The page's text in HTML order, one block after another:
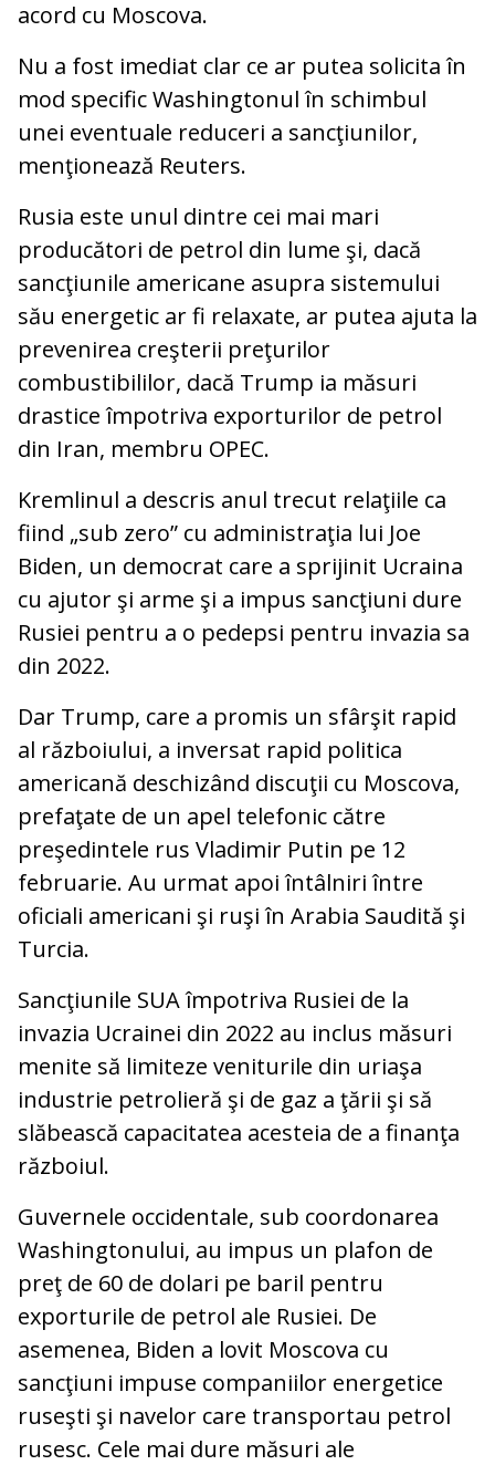
acord cu Moscova.
Nu a fost imediat clar ce ar putea solicita în
mod specific Washingtonul în schimbul
unei eventuale reduceri a sancţiunilor,
menţionează Reuters.
Rusia este unul dintre cei mai mari
producători de petrol din lume şi, dacă
sancţiunile americane asupra sistemului
său energetic ar fi relaxate, ar putea ajuta la
prevenirea creşterii preţurilor
combustibililor, dacă Trump ia măsuri
drastice împotriva exporturilor de petrol
din Iran, membru OPEC.
Kremlinul a descris anul trecut relaţiile ca
fiind „sub zero” cu administraţia lui Joe
Biden, un democrat care a sprijinit Ucraina
cu ajutor şi arme şi a impus sancţiuni dure
Rusiei pentru a o pedepsi pentru invazia sa
din 2022.
Dar Trump, care a promis un sfârşit rapid
al războiului, a inversat rapid politica
americană deschizând discuţii cu Moscova,
prefaţate de un apel telefonic către
preşedintele rus Vladimir Putin pe 12
februarie. Au urmat apoi întâlniri între
oficiali americani şi ruşi în Arabia Saudită şi
Turcia.
Sancţiunile SUA împotriva Rusiei de la
invazia Ucrainei din 2022 au inclus măsuri
menite să limiteze veniturile din uriaşa
industrie petrolieră şi de gaz a ţării şi să
slăbească capacitatea acesteia de a finanţa
războiul.
Guvernele occidentale, sub coordonarea
Washingtonului, au impus un plafon de
preţ de 60 de dolari pe baril pentru
exporturile de petrol ale Rusiei. De
asemenea, Biden a lovit Moscova cu
sancţiuni impuse companiilor energetice
ruseşti şi navelor care transportau petrol
rusesc. Cele mai dure măsuri ale